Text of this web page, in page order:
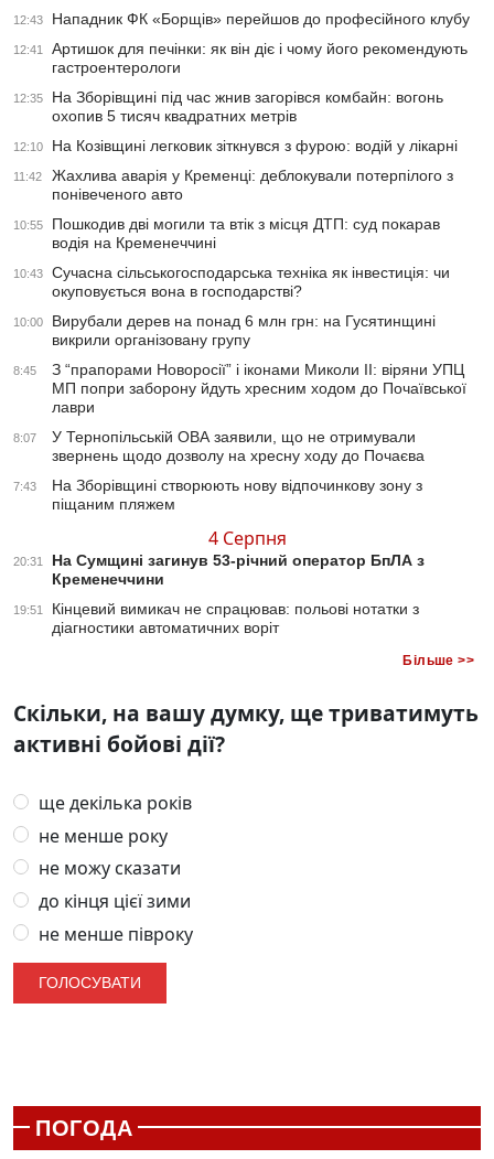
12:43 Нападник ФК «Борщів» перейшов до професійного клубу
12:41
Артишок для печінки: як він діє і чому його рекомендують
гастроентерологи
12:35
На Зборівщині під час жнив загорівся комбайн: вогонь
охопив 5 тисяч квадратних метрів
12:10 На Козівщині легковик зіткнувся з фурою: водій у лікарні
11:42
Жахлива аварія у Кременці: деблокували потерпілого з
понівеченого авто
10:55
Пошкодив дві могили та втік з місця ДТП: суд покарав
водія на Кременеччині
10:43
Сучасна сільськогосподарська техніка як інвестиція: чи
окуповується вона в господарстві?
10:00
Вирубали дерев на понад 6 млн грн: на Гусятинщині
викрили організовану групу
8:45
З “прапорами Новоросії” і іконами Миколи ІІ: віряни УПЦ
МП попри заборону йдуть хресним ходом до Почаївської
лаври
8:07
У Тернопільській ОВА заявили, що не отримували
звернень щодо дозволу на хресну ходу до Почаєва
7:43
На Зборівщині створюють нову відпочинкову зону з
піщаним пляжем
4 Серпня
20:31
На Сумщині загинув 53-річний оператор БпЛА з
Кременеччини
19:51
Кінцевий вимикач не спрацював: польові нотатки з
діагностики автоматичних воріт
Більше >>
Скільки, на вашу думку, ще триватимуть
активні бойові дії?
ще декілька років
не менше року
не можу сказати
до кінця цієї зими
не менше півроку
ПОГОДА